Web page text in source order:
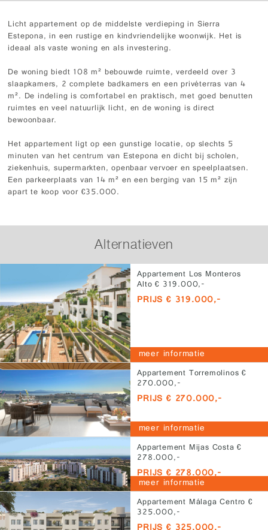
Licht appartement op de middelste verdieping in Sierra
Estepona, in een rustige en kindvriendelijke woonwijk. Het is
ideaal als vaste woning en als investering.
De woning biedt 108 m² bebouwde ruimte, verdeeld over 3
slaapkamers, 2 complete badkamers en een privéterras van 4
m². De indeling is comfortabel en praktisch, met goed benutten
ruimtes en veel natuurlijk licht, en de woning is direct
bewoonbaar.
Het appartement ligt op een gunstige locatie, op slechts 5
minuten van het centrum van Estepona en dicht bij scholen,
ziekenhuis, supermarkten, openbaar vervoer en speelplaatsen.
Een parkeerplaats van 14 m² en een berging van 15 m² zijn
apart te koop voor €35.000.
Alternatieven
Appartement Los Monteros
Alto € 319.000,-
PRIJS € 319.000,-
meer informatie
Appartement Torremolinos €
270.000,-
PRIJS € 270.000,-
meer informatie
Appartement Mijas Costa €
278.000,-
PRIJS € 278.000,-
meer informatie
Appartement Málaga Centro €
325.000,-